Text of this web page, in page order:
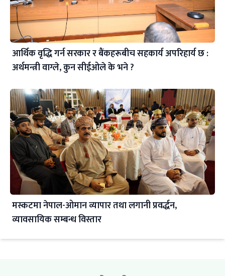
आर्थिक वृद्धि गर्न सरकार र बैंकहरूबीच सहकार्य अपरिहार्य छ :
अर्थमन्त्री वाग्ले, कुन सीईओले के भने ?
मस्कटमा नेपाल-ओमान व्यापार तथा लगानी प्रवर्द्धन,
व्यावसायिक सम्बन्ध विस्तार